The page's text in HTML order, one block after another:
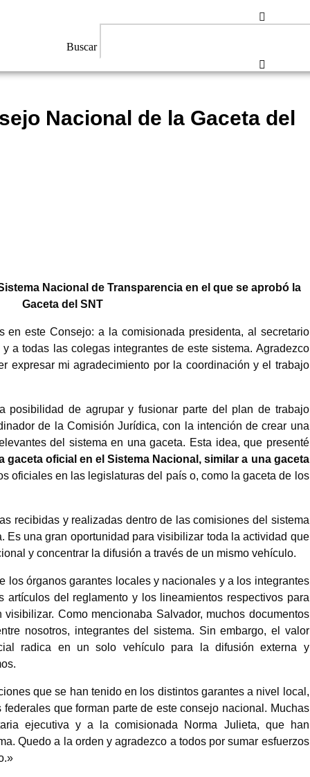
Buscar
Nacional de la Gaceta del
Nacional de Transparencia en el que se aprobó la
Gaceta del SNT
en este Consejo: a la comisionada presidenta, al secretario
a todas las colegas integrantes de este sistema. Agradezco
expresar mi agradecimiento por la coordinación y el trabajo
posibilidad de agrupar y fusionar parte del plan de trabajo
de la Comisión Jurídica, con la intención de crear una
del sistema en una gaceta. Esta idea, que presenté
gaceta oficial en el Sistema Nacional, similar a una gaceta
oficiales en las legislaturas del país o, como la gaceta de los
recibidas y realizadas dentro de las comisiones del sistema
Es una gran oportunidad para visibilizar toda la actividad que
y concentrar la difusión a través de un mismo vehículo.
los órganos garantes locales y nacionales y a los integrantes
artículos del reglamento y los lineamientos respectivos para
Como mencionaba Salvador, muchos documentos
nosotros, integrantes del sistema. Sin embargo, el valor
radica en un solo vehículo para la difusión externa y
que se han tenido en los distintos garantes a nivel local,
que forman parte de este consejo nacional. Muchas
ejecutiva y a la comisionada Norma Julieta, que han
Quedo a la orden y agradezco a todos por sumar esfuerzos